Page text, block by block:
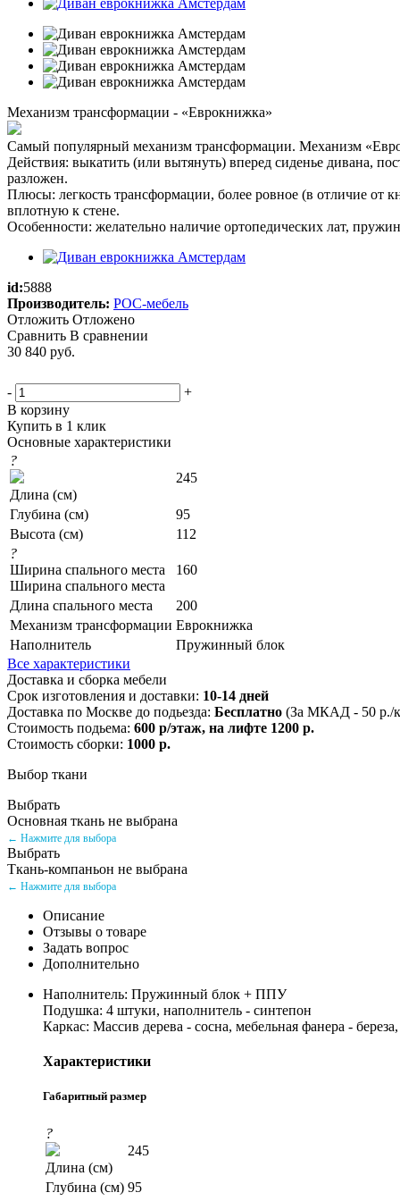
Механизм трансформации - «Еврокнижка»
Самый популярный механизм трансформации. Механизм
Действия: выкатить (или вытянуть) вперед сиденье дивана,
разложен.
Плюсы: легкость трансформации, более ровное (в отличие от
вплотную к стене.
Особенности: желательно наличие ортопедических лат,
id:5888
Производитель: РОС-мебель
Отложить Отложено
Сравнить В сравнении
30 840 руб.
-
+
В корзину
Купить в 1 клик
Основные характеристики
?
Длина (см)
245
Глубина (см)
95
Высота (см)
112
?
Ширина спального места
Ширина спального места
160
Длина спального места
200
Механизм трансформации Еврокнижка
Наполнитель
Пружинный блок
Все характеристики
Доставка и сборка мебели
Срок изготовления и доставки: 10-14 дней
Доставка по Москве до подьезда: Бесплатно (За МКАД - 50 р./
Стоимость подьема: 600 р/этаж, на лифте 1200 р.
Стоимость сборки: 1000 р.
Выбор ткани
Выбрать
Основная ткань не выбрана
← Нажмите для выбора
Выбрать
Ткань-компаньон не выбрана
← Нажмите для выбора
Описание
Отзывы о товаре
Задать вопрос
Дополнительно
Наполнитель: Пружинный блок + ППУ
Подушка: 4 штуки, наполнитель - синтепон
Каркас: Массив дерева - сосна, мебельная фанера -
Характеристики
Габаритный размер
?
Длина (см)
245
Глубина (см) 95